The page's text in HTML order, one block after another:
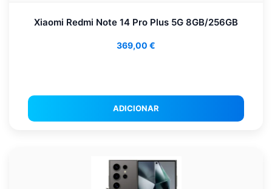
Xiaomi Redmi Note 14 Pro Plus 5G 8GB/256GB
369,00 €
ADICIONAR